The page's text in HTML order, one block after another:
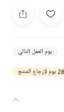
يوم العمل التالي
28 يوم لإرجاع المنتج